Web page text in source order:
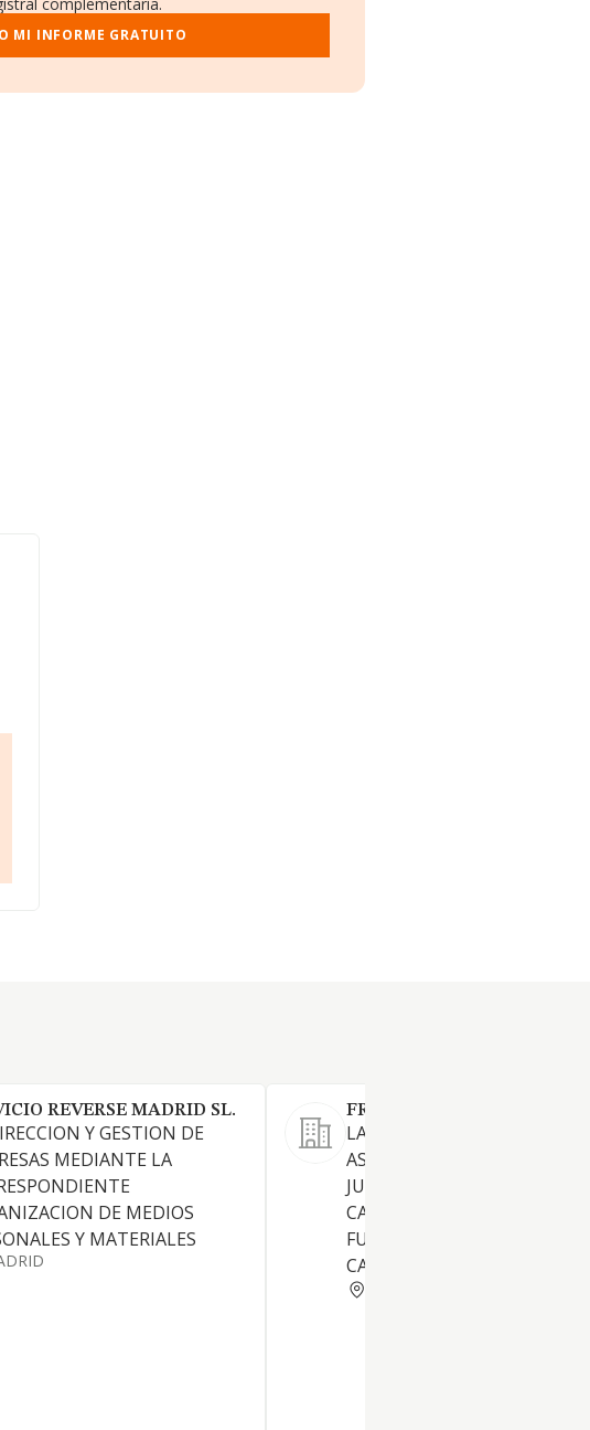
MI INFORME GRATUITO
REVERSE MADRID SL.
Y GESTION DE
MEDIANTE LA
DE MEDIOS
Y MATERIALES
FRAYLEX SL
LA PRESTACION DE
ASESORAMIENTO Y DEFENSA
JURIDICOS EN TODOS LOS
CAMPOS Y
FUNDAMENTALMENTE EN
CAMPO LABORAL Y SOCIAL